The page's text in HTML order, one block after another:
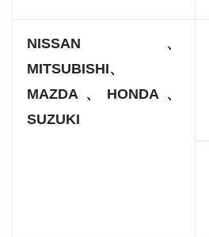
NISSAN、
MITSUBISHI、
MAZDA、HONDA、
SUZUKI